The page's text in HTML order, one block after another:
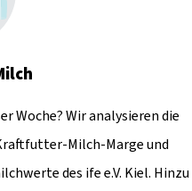
Woche? Wir analysieren die
Milch-Marge und
des ife e.V. Kiel. Hinzu